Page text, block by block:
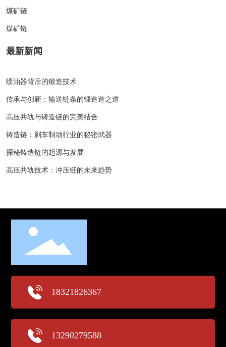
煤矿链
煤矿链
最新新闻
喷油器背后的锻造技术
传承与创新：输送链条的锻造造之道
高压共轨与铸造链的完美结合
铸造链：刹车制动行业的秘密武器
探秘铸造链的起源与发展
高压共轨技术：冲压链的未来趋势
18321826367
13290279588